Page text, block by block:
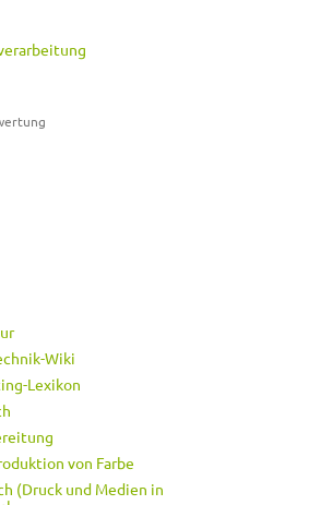
Wiki
Lexikon
von Farbe
(Druck und Medien in